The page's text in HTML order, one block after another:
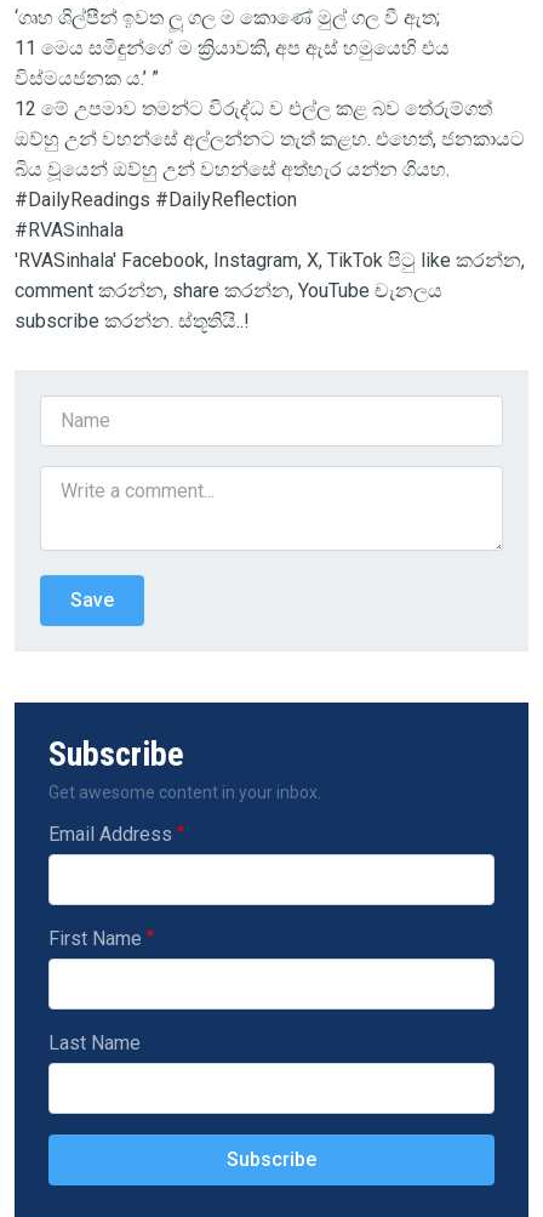
‘ගෘහ ශිල්පීන් ඉවත ලූ ගල ම කොණේ මුල් ගල වී ඇත;
11 මෙය සමිඳුන්ගේ ම ක්‍රියාවකි, අප ඇස් හමුයෙහි එය
විස්මයජනක ය.’ ”
12 මේ උපමාව තමන්ට විරුද්ධ ව එල්ල කළ බව තේරුම්ගත්
ඔව්හු උන් වහන්සේ අල්ලන්නට තැත් කළහ. එහෙත්, ජනකායට
බිය වූයෙන් ඔව්හු උන් වහන්සේ අත්හැර යන්න ගියහ.
#DailyReadings #DailyReflection
#RVASinhala
'RVASinhala' Facebook, Instagram, X, TikTok පිටු like කරන්න,
comment කරන්න, share කරන්න, YouTube චැනලය
subscribe කරන්න. ස්තූතියි..!
Subscribe
Get awesome content in your inbox.
Email Address
First Name
Last Name